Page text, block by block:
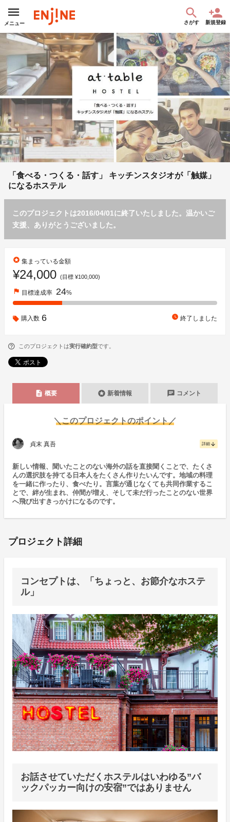
メニュー さがす 新規登録
「⾷べる・つくる・話す」 キッチンスタジオが「触媒」
になるホステル
このプロジェクトは2016/04/01に終了いたしました。温かいご
支援、ありがとうございました。
stars 集まっている金額
¥24,000 (目標 ¥100,000)
flag 目標達成率 24%
購入数 6 watch_later 終了しました
このプロジェクトは実行確約型です。
description 概要 stars 新着情報 chat コメント
＼このプロジェクトのポイント／
貞末 真吾 詳細 arrow_downward
新しい情報、聞いたことのない海外の話を直接聞くことで、たくさ
んの選択肢を持てる日本人をたくさん作りたいんです。地域の料理
を一緒に作ったり、食べたり。言葉が通じなくても共同作業するこ
とで、絆が生まれ、仲間が増え、そして未だ行ったことのない世界
へ飛び出すきっかけになるのです。
プロジェクト詳細
コンセプトは、「ちょっと、お節介なホステ
ル」
お話させていただくホステルはいわゆる”バ
ックパッカー向けの安宿”ではありません